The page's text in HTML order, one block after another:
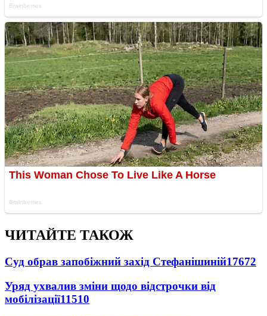
ЧИТАЙТЕ ТАКОЖ
Суд обрав запобіжний захід Стефанішиній17672
Уряд ухвалив зміни щодо відстрочки від
мобілізації11510